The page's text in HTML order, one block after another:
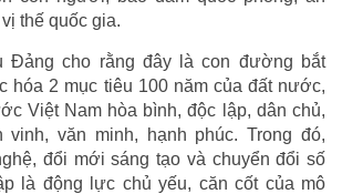
thế quốc gia.
Đảng cho rằng đây là con đường bắt
hóa 2 mục tiêu 100 năm của đất nước,
Việt Nam hòa bình, độc lập, dân chủ,
vinh, văn minh, hạnh phúc. Trong đó,
đổi mới sáng tạo và chuyển đổi số
là động lực chủ yếu, căn cốt của mô